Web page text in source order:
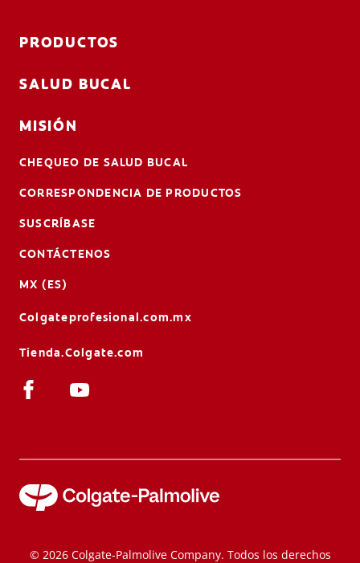
PRODUCTOS
SALUD BUCAL
MISIÓN
CHEQUEO DE SALUD BUCAL
CORRESPONDENCIA DE PRODUCTOS
SUSCRÍBASE
CONTÁCTENOS
MX (ES)
Colgateprofesional.com.mx
Tienda.Colgate.com
© 2026 Colgate-Palmolive Company. Todos los derechos